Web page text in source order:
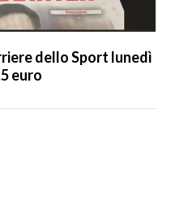
dello Sport lunedì
euro